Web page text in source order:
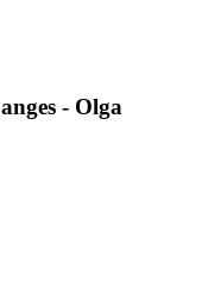
- Olga